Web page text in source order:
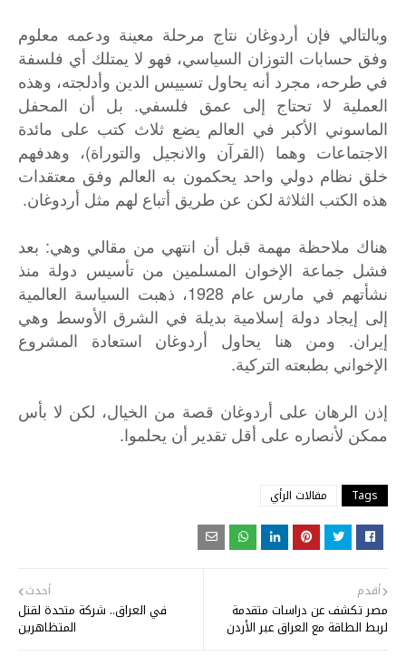
وبالتالي فإن أردوغان نتاج مرحلة معينة ودعمه معلوم
وفق حسابات التوزان السياسي، فهو لا يمتلك أي فلسفة
في طرحه، مجرد أنه يحاول تسييس الدين وأدلجته، وهذه
العملية لا تحتاج إلى عمق فلسفي. بل أن المحفل
الماسوني الأكبر في العالم يضع ثلاث كتب على مائدة
الاجتماعات وهما (القرآن والانجيل والتوراة)، وهدفهم
خلق نظام دولي واحد يحكمون به العالم وفق معتقدات
هذه الكتب الثلاثة لكن عن طريق أتباع لهم مثل أردوغان.
هناك ملاحظة مهمة قبل أن انتهي من مقالي وهي: بعد
فشل جماعة الإخوان المسلمين من تأسيس دولة منذ
نشأتهم في مارس عام 1928، ذهبت السياسة العالمية
إلى إيجاد دولة إسلامية بديلة في الشرق الأوسط وهي
إيران. ومن هنا يحاول أردوغان استعادة المشروع
الإخواني بطبعته التركية.
إذن الرهان على أردوغان قصة من الخيال، لكن لا بأس
ممكن لأنصاره على أقل تقدير أن يحلموا .
Tags مقالات الرأي
أحدث
في العراق.. شركة متحدة لقتل
المتظاهرين
أقدم
مصر تكشف عن دراسات متقدمة
لربط الطاقة مع العراق عبر الأردن